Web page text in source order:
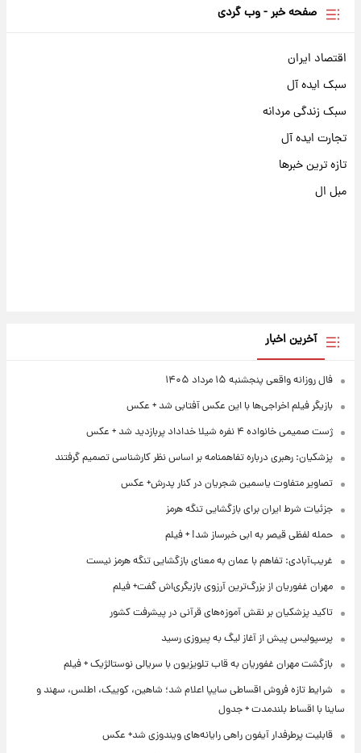
صفحه خبر - وب گردی
اقتصاد ایران
سبک ایده آل
سبک زندگی مردانه
تجارت ایده آل
تازه ترین خبرها
مبل ال
آخرین اخبار
فال روزانه واقعی پنجشنبه ۱۵ مرداد ۱۴۰۵
بازیگر فیلم اخراجی‌ها با این عکس آفتابی شد + عکس
ژست صمیمی خانواده ۴ نفره شیلا خداداد پربازدید شد + عکس
پزشکیان: رهبری درباره تفاهمنامه بر اساس نظر کارشناسی تصمیم گرفتند
تصاویر متفاوت یاسمین شجریان در کنار پدرش+ عکس
جزئیات شرط ایران برای بازگشایی تنگه هرمز
حمله لفظی قیصر به ابی خبرساز شد! + فیلم
غریب‌آبادی: تفاهم با عمان به معنای بازگشایی تنگه هرمز نیست
مهران غفوریان از بزرگ‌ترین آرزوی بازیگری‌اش گفت+ فیلم
تاکید پزشکیان بر نقش آموزه‌های قرآنی در پیشرفت کشور
پرسپولیس پیش از آغاز لیگ به پیروزی رسید
بازگشت مهران غفوریان به قاب تلویزیون با سریالی نوستالژیک + فیلم
شرایط تازه فروش اقساطی سایپا اعلام شد؛ شاهین، کوییک، اطلس، سهند و
ساینا با اقساط بلندمدت + جدول
قابلیت پرطرفدار آیفون راهی رایانه‌های ویندوزی شد+ عکس